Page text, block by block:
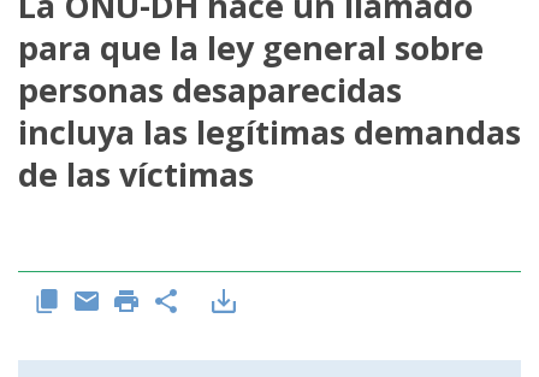
Vacantes ONU-DH México
ONU-DH en el tiempo
para que la ley general sobre
personas desaparecidas
incluya las legítimas demandas
de las víctimas